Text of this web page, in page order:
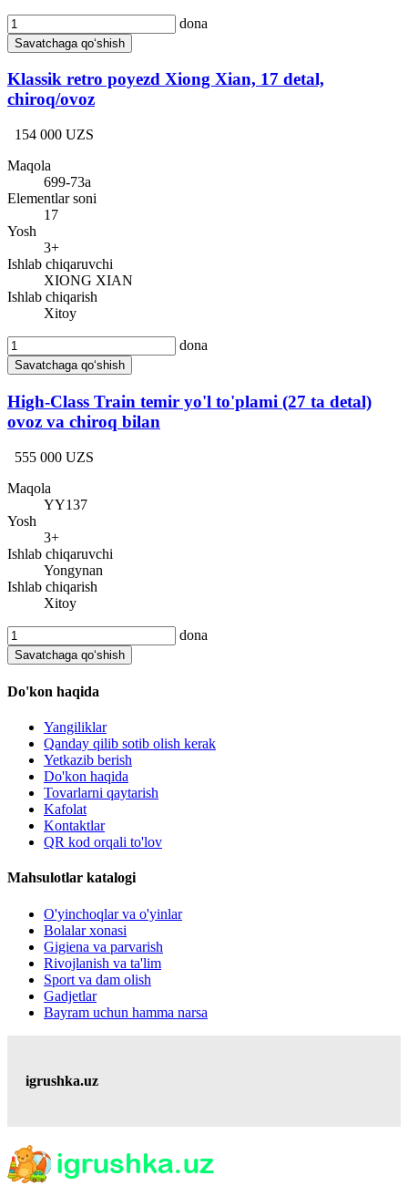
dona
Savatchaga qo‘shish
Klassik retro poyezd Xiong Xian, 17 detal,
chiroq/ovoz
154 000 UZS
Maqola
699-73a
Elementlar soni
17
Yosh
3+
Ishlab chiqaruvchi
XIONG XIAN
Ishlab chiqarish
Xitoy
dona
Savatchaga qo‘shish
High-Class Train temir yo'l to'plami (27 ta detal)
ovoz va chiroq bilan
555 000 UZS
Maqola
YY137
Yosh
3+
Ishlab chiqaruvchi
Yongynan
Ishlab chiqarish
Xitoy
dona
Savatchaga qo‘shish
Do'kon haqida
Yangiliklar
Qanday qilib sotib olish kerak
Yetkazib berish
Do'kon haqida
Tovarlarni qaytarish
Kafolat
Kontaktlar
QR kod orqali to'lov
Mahsulotlar katalogi
O'yinchoqlar va o'yinlar
Bolalar xonasi
Gigiena va parvarish
Rivojlanish va ta'lim
Sport va dam olish
Gadjetlar
Bayram uchun hamma narsa
igrushka.uz